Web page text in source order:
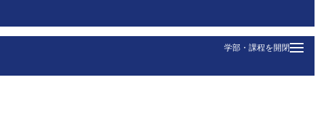
学部・課程を開閉